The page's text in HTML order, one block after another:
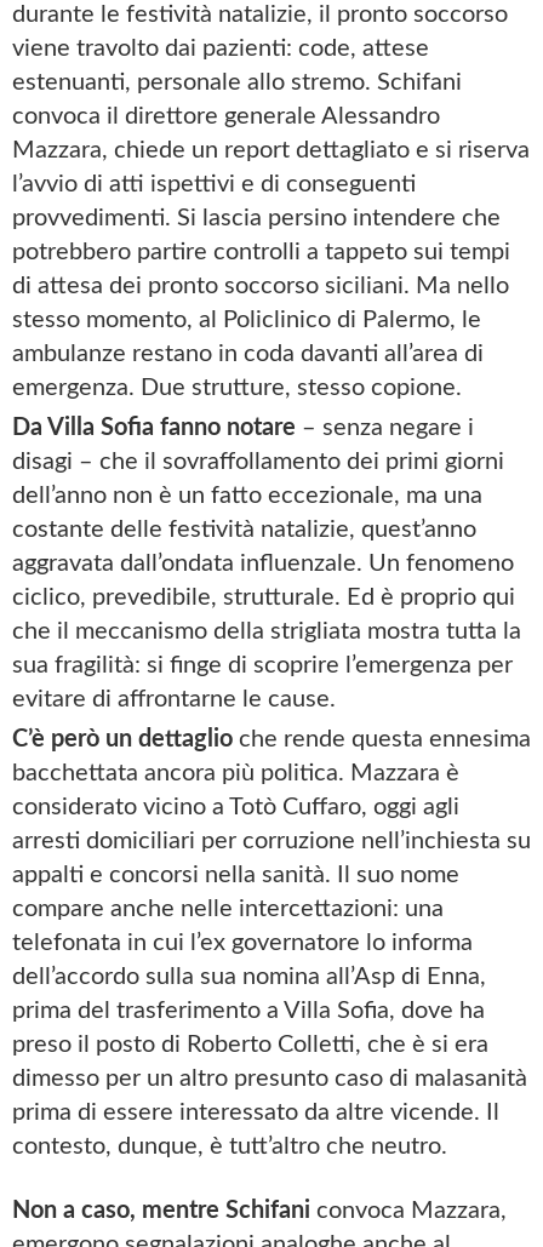
durante le festività natalizie, il pronto soccorso
viene travolto dai pazienti: code, attese
estenuanti, personale allo stremo. Schifani
convoca il direttore generale Alessandro
Mazzara, chiede un report dettagliato e si riserva
l’avvio di atti ispettivi e di conseguenti
provvedimenti. Si lascia persino intendere che
potrebbero partire controlli a tappeto sui tempi
di attesa dei pronto soccorso siciliani. Ma nello
stesso momento, al Policlinico di Palermo, le
ambulanze restano in coda davanti all’area di
emergenza. Due strutture, stesso copione.
Da Villa Sofia fanno notare – senza negare i
disagi – che il sovraffollamento dei primi giorni
dell’anno non è un fatto eccezionale, ma una
costante delle festività natalizie, quest’anno
aggravata dall’ondata influenzale. Un fenomeno
ciclico, prevedibile, strutturale. Ed è proprio qui
che il meccanismo della strigliata mostra tutta la
sua fragilità: si finge di scoprire l’emergenza per
evitare di affrontarne le cause.
C’è però un dettaglio che rende questa ennesima
bacchettata ancora più politica. Mazzara è
considerato vicino a Totò Cuffaro, oggi agli
arresti domiciliari per corruzione nell’inchiesta su
appalti e concorsi nella sanità. Il suo nome
compare anche nelle intercettazioni: una
telefonata in cui l’ex governatore lo informa
dell’accordo sulla sua nomina all’Asp di Enna,
prima del trasferimento a Villa Sofia, dove ha
preso il posto di Roberto Colletti, che è si era
dimesso per un altro presunto caso di malasanità
prima di essere interessato da altre vicende. Il
contesto, dunque, è tutt’altro che neutro.
Non a caso, mentre Schifani convoca Mazzara,